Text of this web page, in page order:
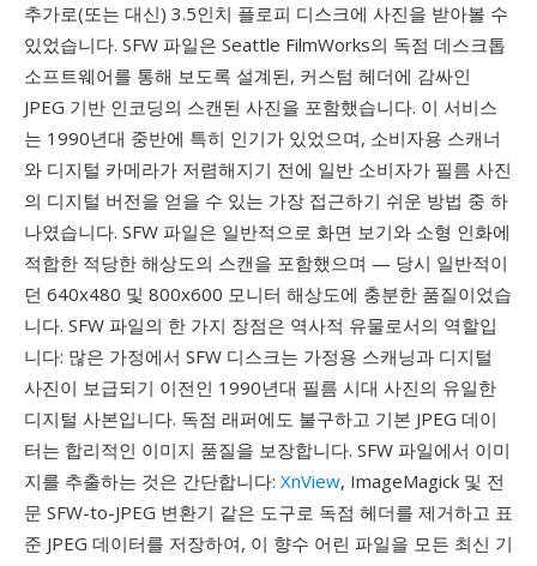
추가로(또는 대신) 3.5인치 플로피 디스크에 사진을 받아볼 수
있었습니다. SFW 파일은 Seattle FilmWorks의 독점 데스크톱
소프트웨어를 통해 보도록 설계된, 커스텀 헤더에 감싸인
JPEG 기반 인코딩의 스캔된 사진을 포함했습니다. 이 서비스
는 1990년대 중반에 특히 인기가 있었으며, 소비자용 스캐너
와 디지털 카메라가 저렴해지기 전에 일반 소비자가 필름 사진
의 디지털 버전을 얻을 수 있는 가장 접근하기 쉬운 방법 중 하
나였습니다. SFW 파일은 일반적으로 화면 보기와 소형 인화에
적합한 적당한 해상도의 스캔을 포함했으며 — 당시 일반적이
던 640x480 및 800x600 모니터 해상도에 충분한 품질이었습
니다. SFW 파일의 한 가지 장점은 역사적 유물로서의 역할입
니다: 많은 가정에서 SFW 디스크는 가정용 스캐닝과 디지털
사진이 보급되기 이전인 1990년대 필름 시대 사진의 유일한
디지털 사본입니다. 독점 래퍼에도 불구하고 기본 JPEG 데이
터는 합리적인 이미지 품질을 보장합니다. SFW 파일에서 이미
지를 추출하는 것은 간단합니다: XnView, ImageMagick 및 전
문 SFW-to-JPEG 변환기 같은 도구로 독점 헤더를 제거하고 표
준 JPEG 데이터를 저장하여, 이 향수 어린 파일을 모든 최신 기